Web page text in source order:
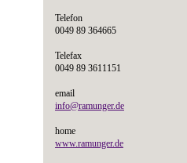
Telefon
0049 89 364665
Telefax
0049 89 3611151
email
info@ramunger.de
home
www.ramunger.de